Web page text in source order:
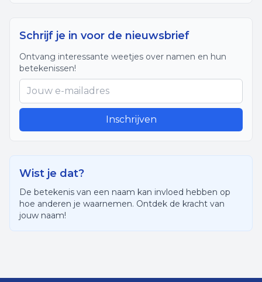
Schrijf je in voor de nieuwsbrief
Ontvang interessante weetjes over namen en hun
betekenissen!
Inschrijven
Wist je dat?
De betekenis van een naam kan invloed hebben op
hoe anderen je waarnemen. Ontdek de kracht van
jouw naam!